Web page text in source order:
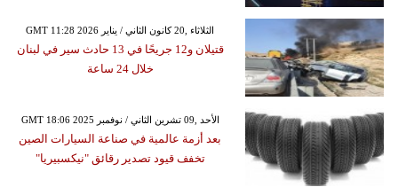
GMT 11:28 2026 الثلاثاء ,20 كانون الثاني / يناير
قتيلان و12 جريحًا في 13 حادث سير في لبنان
خلال 24 ساعة
GMT 18:06 2025 الأحد ,09 تشرين الثاني / نوفمبر
بعد أزمة عالمية في صناعة السيارات الصين
تخفف قيود تصدير رقائق "نيكسبيريا"